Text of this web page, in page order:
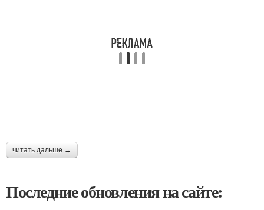
читать дальше →
Последние обновления на сайте: